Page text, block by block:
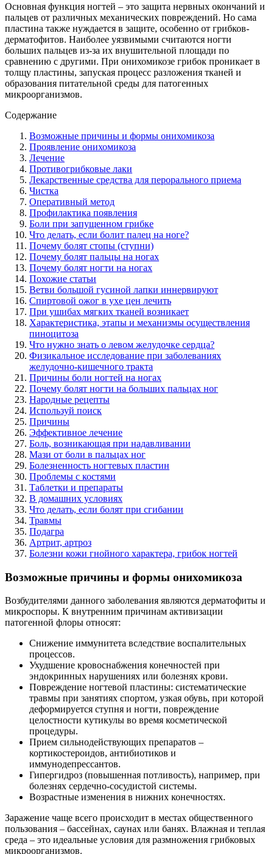
Основная функция ногтей – это защита нервных окончаний и
пальцев от различных механических повреждений. Но сама
пластина также нуждается в защите, особенно от грибков-
дерматофитов. Наиболее уязвимыми считаются ногти
больших пальцев из-за их внушительной площади по
сравнению с другими. При онихомикозе грибок проникает в
толщу пластины, запуская процесс разложения тканей и
образования питательной среды для патогенных
микроорганизмов.
Содержание
Возможные причины и формы онихомикоза
Проявление онихомикоза
Лечение
Противогрибковые лаки
Лекарственные средства для перорального приема
Чистка
Оперативный метод
Профилактика появления
Боли при запущенном грибке
Что делать, если болит палец на ноге?
Почему болят стопы (ступни)
Почему болят пальцы на ногах
Почему болят ногти на ногах
Похожие статьи
Ветви большой гусиной лапки иннервируют
Спиртовой ожог в ухе цен лечить
При ушибах мягких тканей возникает
Характеристика, этапы и механизмы осуществления
пиноцитоза
Что нужно знать о левом желудочке сердца?
Физикальное исследование при заболеваниях
желудочно-кишечного тракта
Причины боли ногтей на ногах
Почему болят ногти на больших пальцах ног
Народные рецепты
Используй поиск
Причины
Эффективное лечение
Боль, возникающая при надавливании
Мази от боли в пальцах ног
Болезненность ногтевых пластин
Проблемы с костями
Таблетки и препараты
В домашних условиях
Что делать, если болят при сгибании
Травмы
Подагра
Артрит, артроз
Болезни кожи гнойного характера, грибок ногтей
Возможные причины и формы онихомикоза
Возбудителями данного заболевания являются дерматофиты и
микроспоры. К внутренним причинам активизации
патогенной флоры относят:
Снижение иммунитета вследствие воспалительных
процессов.
Ухудшение кровоснабжения конечностей при
эндокринных нарушениях или болезнях крови.
Повреждение ногтевой пластины: систематические
травмы при занятиях спортом, узкая обувь, при которой
деформируется ступня и ногти, повреждение
целостности кутикулы во время косметической
процедуры.
Прием сильнодействующих препаратов –
кортикостероидов, антибиотиков и
иммунодепрессантов.
Гипергидроз (повышенная потливость), например, при
болезнях сердечно-сосудистой системы.
Возрастные изменения в нижних конечностях.
Заражение чаще всего происходит в местах общественного
пользования – бассейнах, саунах или банях. Влажная и теплая
среда – это идеальные условия для размножения грибковых
микроорганизмов.